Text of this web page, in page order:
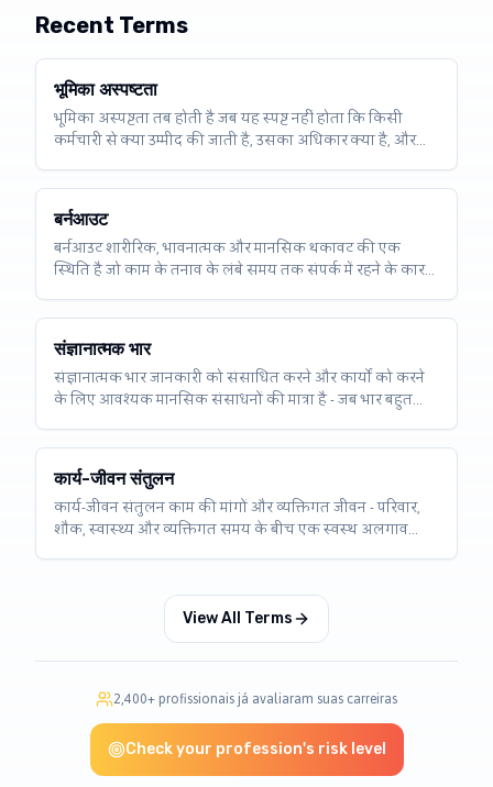
Recent Terms
भूमिका अस्पष्टता
भूमिका अस्पष्टता तब होती है जब यह स्पष्ट नहीं होता कि किसी
कर्मचारी से क्या उम्मीद की जाती है, उसका अधिकार क्या है, और
उसकी जिम्मेदारियां कहाँ शुरू और खत्म होती हैं - जिससे तनाव,
गलतियाँ और प्रदर्शन में कमी आती है।
बर्नआउट
बर्नआउट शारीरिक, भावनात्मक और मानसिक थकावट की एक
स्थिति है जो काम के तनाव के लंबे समय तक संपर्क में रहने के कारण
होती है - न केवल "नियमित थकावट" बल्कि एक संचयी प्रक्रिया जो
स्वास्थ्य और प्रदर्शन को प्रभावित करती है।
संज्ञानात्मक भार
संज्ञानात्मक भार जानकारी को संसाधित करने और कार्यों को करने
के लिए आवश्यक मानसिक संसाधनों की मात्रा है - जब भार बहुत
अधिक होता है, तो निर्णय लेने और रचनात्मक होने की क्षमता
प्रभावित होती है।
कार्य-जीवन संतुलन
कार्य-जीवन संतुलन काम की मांगों और व्यक्तिगत जीवन - परिवार,
शौक, स्वास्थ्य और व्यक्तिगत समय के बीच एक स्वस्थ अलगाव
बनाए रखने की क्षमता है।
View All Terms
2,400+ profissionais já avaliaram suas carreiras
Check your profession's risk level